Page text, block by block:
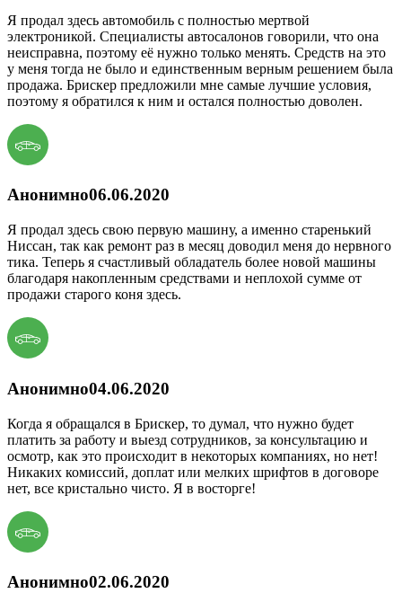
Я продал здесь автомобиль с полностью мертвой
электроникой. Специалисты автосалонов говорили, что она
неисправна, поэтому её нужно только менять. Средств на это
у меня тогда не было и единственным верным решением была
продажа. Брискер предложили мне самые лучшие условия,
поэтому я обратился к ним и остался полностью доволен.
Анонимно06.06.2020
Я продал здесь свою первую машину, а именно старенький
Ниссан, так как ремонт раз в месяц доводил меня до нервного
тика. Теперь я счастливый обладатель более новой машины
благодаря накопленным средствами и неплохой сумме от
продажи старого коня здесь.
Анонимно04.06.2020
Когда я обращался в Брискер, то думал, что нужно будет
платить за работу и выезд сотрудников, за консультацию и
осмотр, как это происходит в некоторых компаниях, но нет!
Никаких комиссий, доплат или мелких шрифтов в договоре
нет, все кристально чисто. Я в восторге!
Анонимно02.06.2020